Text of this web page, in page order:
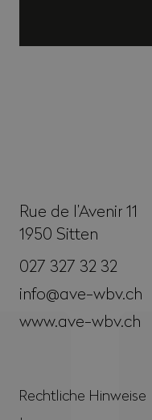
Rue de l’Avenir 11
1950 Sitten
027 327 32 32
info@ave-wbv.ch
www.ave-wbv.ch
Rechtliche Hinweise